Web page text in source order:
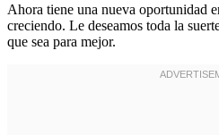
Ahora tiene una nueva oportunidad
creciendo. Le deseamos toda la
que sea para mejor.